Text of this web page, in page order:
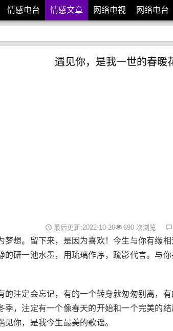
情感电台 情感文章 网络电视 网络电台
遇见你，是我一世的春暖
最后更新:2022-10-26 690 次浏览
梦想。留下来，是因为喜欢！今生与你有缘
研一池水墨，用琉璃作序，疏影代言。与你
的注定会忘记，有的一个转身就匆匆别离，
季，注定有一个像春天的开始和一个完美的
你，是我今生最美的歌谣。